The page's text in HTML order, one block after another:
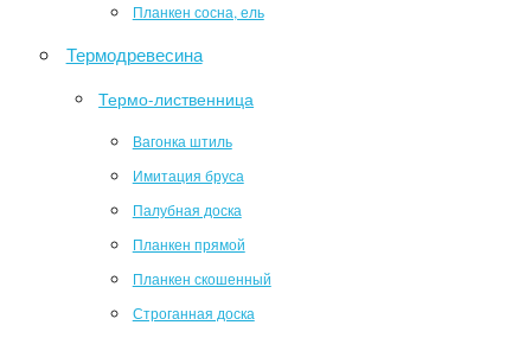
Планкен сосна, ель
Термодревесина
Термо-лиственница
Вагонка штиль
Имитация бруса
Палубная доска
Планкен прямой
Планкен скошенный
Строганная доска